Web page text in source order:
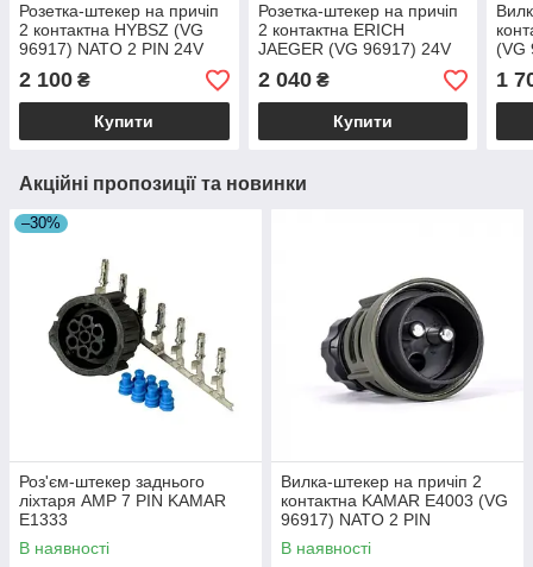
Розетка-штекер на причіп
2 контактна HYBSZ (VG
96917) NATO 2 PIN 24V
2 100 ₴
Купити
Розетка-штекер на причіп
2 контактна ERICH
JAEGER (VG 96917) 24V
пластик
2 040₴
Купити
(VG
1
Акційні пропозиції та новинки
–30%
Роз'єм-штекер заднього
ліхтаря AMP 7 PIN KAMAR
E1333
В наявності
Вилка-штекер на причіп 2
контактна KAMAR E4003 (VG
96917) NATO 2 PIN
В наявності